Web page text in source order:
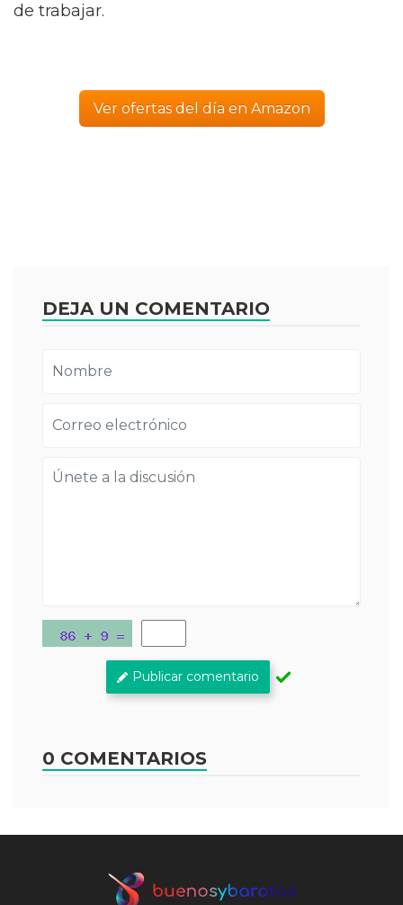
de trabajar.
Ver ofertas del día en Amazon
DEJA UN COMENTARIO
Publicar comentario
0 COMENTARIOS